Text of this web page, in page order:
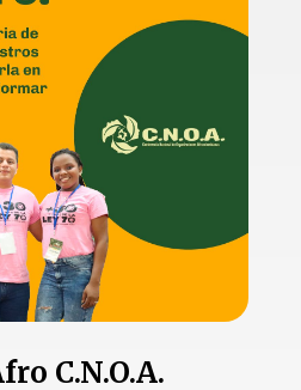
C.N.O.A.